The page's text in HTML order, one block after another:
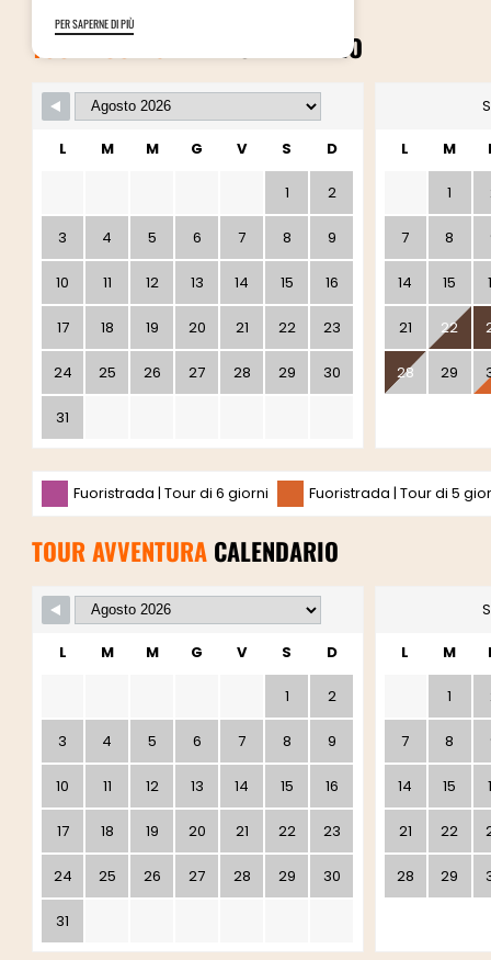
PER SAPERNE DI PIÙ
TOUR FUORISTRADA CALENDARIO
L M M G V S D
1 2
3 4 5 6 7 8 9
10 11 12 13 14 15 16
17 18 19 20 21 22 23
24 25 26 27 28 29 30
31
L M
1
7 8
14 15
21 22
28 29
Fuoristrada | Tour di 6 giorni Fuoristrada | Tour di 5
TOUR AVVENTURA CALENDARIO
L M M G V S D
1 2
3 4 5 6 7 8 9
10 11 12 13 14 15 16
17 18 19 20 21 22 23
24 25 26 27 28 29 30
31
L M
1
7 8
14 15
21 22
28 29